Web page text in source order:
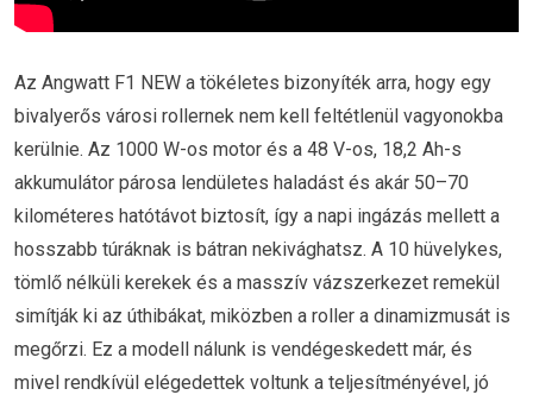
Az Angwatt F1 NEW a tökéletes bizonyíték arra, hogy egy
bivalyerős városi rollernek nem kell feltétlenül vagyonokba
kerülnie. Az 1000 W-os motor és a 48 V-os, 18,2 Ah-s
akkumulátor párosa lendületes haladást és akár 50–70
kilométeres hatótávot biztosít, így a napi ingázás mellett a
hosszabb túráknak is bátran nekivághatsz. A 10 hüvelykes,
tömlő nélküli kerekek és a masszív vázszerkezet remekül
simítják ki az úthibákat, miközben a roller a dinamizmusát is
megőrzi. Ez a modell nálunk is vendégeskedett már, és
mivel rendkívül elégedettek voltunk a teljesítményével, jó